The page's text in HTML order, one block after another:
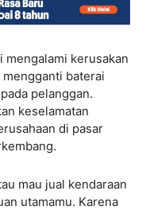
mengalami kerusakan
baterai
pelanggan.
keselamatan
di pasar
mau jual kendaraan
utamamu. Karena